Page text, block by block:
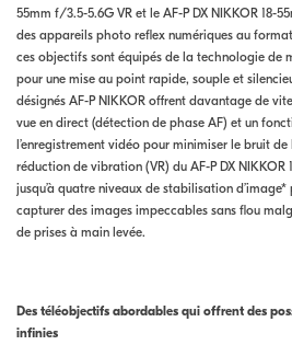
55mm f/3.5-5.6G VR et le AF-P DX NIKKOR 18-
des appareils photo reflex numériques au
ces objectifs sont équipés de la technologie de
pour une mise au point rapide, souple et
désignés AF-P NIKKOR offrent davantage de
vue en direct (détection de phase AF) et un
l’enregistrement vidéo pour minimiser le bruit
réduction de vibration (VR) du AF-P DX NIKKOR
jusqu’à quatre niveaux de stabilisation
capturer des images impeccables sans flou
de prises à main levée.
Des téléobjectifs abordables qui offrent des
infinies